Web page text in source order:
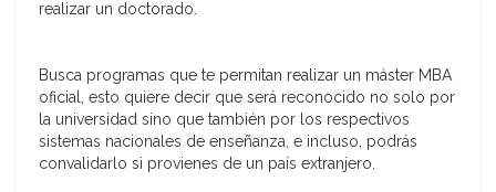
realizar un doctorado.
Busca programas que te permitan realizar un máster MBA
oficial, esto quiere decir que será reconocido no solo por
la universidad sino que también por los respectivos
sistemas nacionales de enseñanza, e incluso, podrás
convalidarlo si provienes de un país extranjero.